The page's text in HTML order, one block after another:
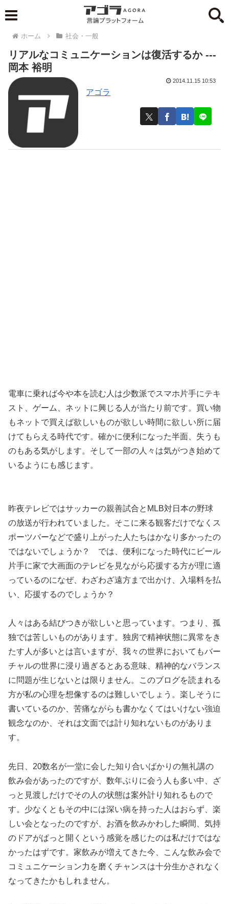
ホーム 社会・一般
リアルなコミュニケーションは復活するか ---
岡本 裕明
アゴラ
2014.11.15 10:53
電車に乗れば今や本を読む人は少数派でスマホ片手にテキ
スト、ゲーム、ネットに興じる人が当たり前です。買い物
もネットで買えば欲しいものが欲しい時間に欲しい所に届
けてもらえる時代です。確かに便利になった半面、失うも
のもある気がします。そして一部の人々は気がつき始めて
いるようにも感じます。
昨夜テレビではサッカーの親善試合とMLB対日本の野球
の放送が行われていました。そこに来る観客だけでなくス
ポーツバーなどで盛り上がった人たちはかなり多かったの
ではないでしょうか？ では、便利になった時代にビール
片手に家で大画面のテレビを見ながら応援する方が理に適
っているのになぜ、わざわざ遠方まで出かけ、入場料を払
い、応援するのでしょうか？
人々はある結びつきが欲しいと思っています。つまり、孤
独では苦しいものがあります。独房で精神状態に異常をき
たす人が多いとは言いますが、我々の世界においてもバー
チャルの世界に浸り過ぎるとある意味、精神的なバランス
に問題が生じないとは限りません。このブログを読まれる
方が私の心理を想像するのは難しいでしょう。楽しそうに
書いているのか、苦痛ながらも書かなくてはいけない強迫
観念なのか、それは文面では計り知れないものがありま
す。
先日、20数名が一堂に会した知り合いばかりの無礼講の
飲み会があったのですが、数年ぶりに会う人も多い中、ざ
っと見渡しだけでその人の状態は案外計り知れるもので
す。少なくともその中には深い病を持った人はおらず、楽
しい会となったのですが、お酒を飲みかわした瞬間、気持
のドアがぱっと開くという感覚を感じたのは私だけではな
かったはずです。家飲みが増えてきた今、こんな飲み会で
コミュニケーション力を磨くチャンスは十分生かされなく
なってきたかもしれません。